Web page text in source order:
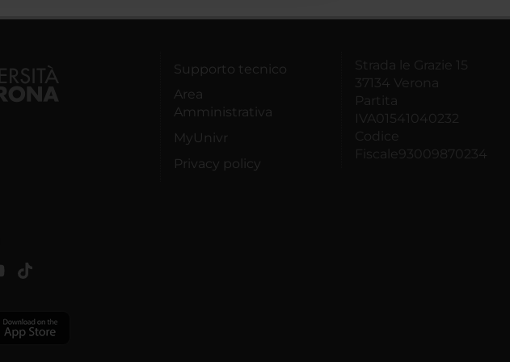
Supporto tecnico
Area
Amministrativa
MyUnivr
Privacy policy
Strada le Grazie 15
37134 Verona
Partita
IVA01541040232
Codice
Fiscale93009870234